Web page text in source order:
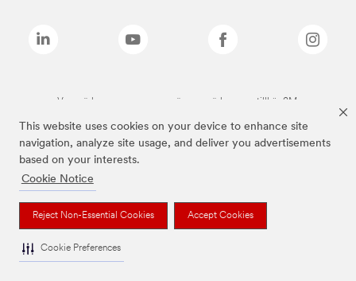
This website uses cookies on your device to enhance site
navigation, analyze site usage, and deliver you advertisements
based on your interests.
Cookie Notice
Reject Non-Essential Cookies Accept Cookies
Cookie Preferences
Varumärken som anges ovan är varumärken som tillhör 3M.